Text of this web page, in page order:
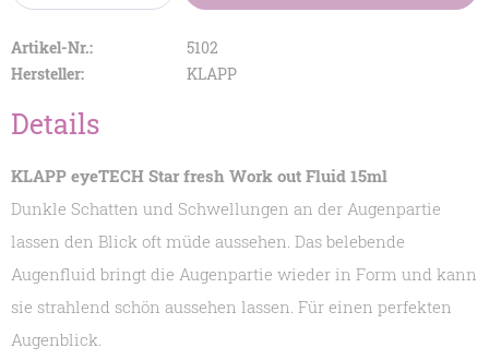
Artikel-Nr.:
5102
Hersteller:
KLAPP
Details
KLAPP eyeTECH Star fresh Work out Fluid 15ml
Dunkle Schatten und Schwellungen an der Augenpartie
lassen den Blick oft müde aussehen. Das belebende
Augenfluid bringt die Augenpartie wieder in Form und kann
sie strahlend schön aussehen lassen. Für einen perfekten
Augenblick.